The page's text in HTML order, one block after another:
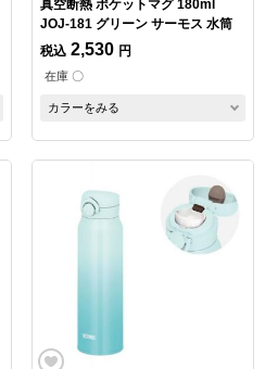
真空断熱 ポケットマグ 180ml
JOJ-181 グリーン サーモス 水筒
税込 2,530 円
在庫 〇
カラーをみる